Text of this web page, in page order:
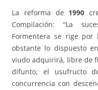
La reforma de 1990
Compilación: “La
Formentera se rige por
obstante lo dispuesto
viudo adquirirá, libre de
difunto, el usufructo
concurrencia con